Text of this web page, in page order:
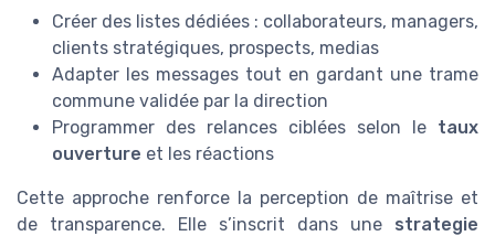
Créer des listes dédiées : collaborateurs, managers,
clients stratégiques, prospects, medias
Adapter les messages tout en gardant une trame
commune validée par la direction
Programmer des relances ciblées selon le taux
ouverture et les réactions
Cette approche renforce la perception de maîtrise et
de transparence. Elle s’inscrit dans une strategie